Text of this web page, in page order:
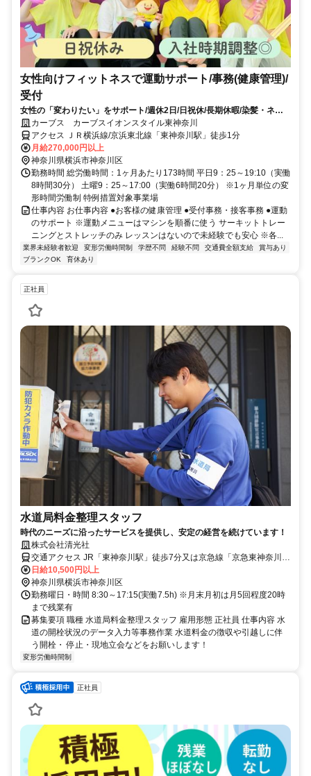
女性向けフィットネスで運動サポート/事務(健康管理)/
受付
女性の「変わりたい」をサポート/週休2日/日祝休/長期休暇/染髪・ネイ
ルOK※規定内
カーブス カーブスイオンスタイル東神奈川
アクセス ＪＲ横浜線/京浜東北線「東神奈川駅」徒歩1分
月給270,000円以上
神奈川県横浜市神奈川区
勤務時間 総労働時間：1ヶ月あたり173時間 平日9：25～19:10（実働
8時間30分） 土曜9：25～17:00（実働6時間20分） ※1ヶ月単位の変
形時間労働制 特例措置対象事業場
仕事内容 お仕事内容 ●お客様の健康管理 ●受付事務・接客事務 ●運動
のサポート ※運動メニューはマシンを順番に使う サーキットトレー
ニングとストレッチのみ レッスンはないので未経験でも安心 ※各...
業界未経験者歓迎 変形労働時間制 学歴不問 経験不問 交通費全額支給
賞与あり
ブランクOK
育休あり
正社員
水道局料金整理スタッフ
時代のニーズに沿ったサービスを提供し、安定の経営を続けています！
株式会社清光社
交通アクセス JR「東神奈川駅」徒歩7分又は京急線「京急東神奈川
（旧仲木戸駅）」「神奈川新町」徒歩5分
日給10,500円以上
神奈川県横浜市神奈川区
勤務曜日・時間 8:30～17:15(実働7.5h) ※月末月初は月5回程度20時
まで残業有
募集要項 職種 水道局料金整理スタッフ 雇用形態 正社員 仕事内容 水
道の開栓状況のデータ入力等事務作業 水道料金の徴収や引越しに伴
う開栓・ 停止・現地立会などをお願いします！
変形労働時間制
正社員